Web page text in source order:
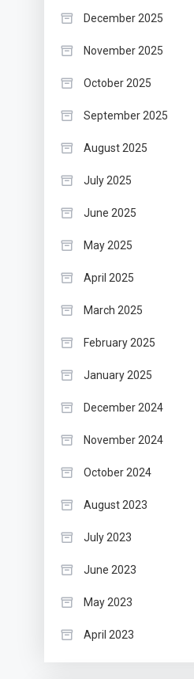
December 2025
November 2025
October 2025
September 2025
August 2025
July 2025
June 2025
May 2025
April 2025
March 2025
February 2025
January 2025
December 2024
November 2024
October 2024
August 2023
July 2023
June 2023
May 2023
April 2023